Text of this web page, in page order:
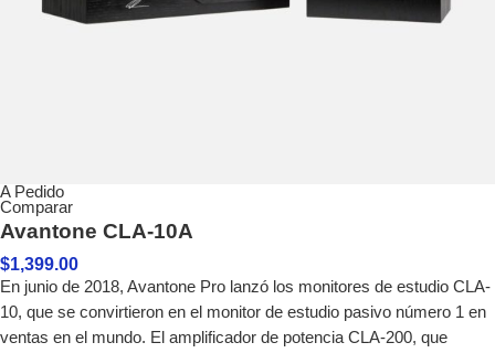
A Pedido
Comparar
Avantone CLA-10A
$1,399.00
En junio de 2018, Avantone Pro lanzó los monitores de estudio CLA-
10, que se convirtieron en el monitor de estudio pasivo número 1 en
ventas en el mundo. El amplificador de potencia CLA-200, que